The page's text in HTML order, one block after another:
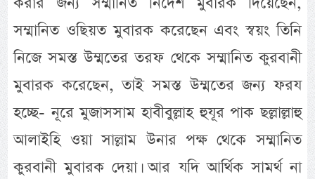
সম্মানিত ওছিয়ত মুবারক করেছেন এবং স্বয়ং তিনি
নিজে সমস্ত উম্মতের তরফ থেকে সম্মানিত কুরবানী
মুবারক করেছেন, তাই সমস্ত উম্মতের জন্য ফরয
হচ্ছে- নূরে মুজাসসাম হাবীবুল্লাহ হুযূর পাক ছল্লাল্লাহু
আলাইহি ওয়া সাল্লাম উনার পক্ষ থেকে সম্মানিত
কুরবানী মুবারক দেয়া। আর যদি আর্থিক সামর্থ না